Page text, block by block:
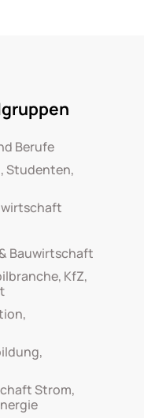
Berufe
Studenten,
Bauwirtschaft
KfZ,
Strom,